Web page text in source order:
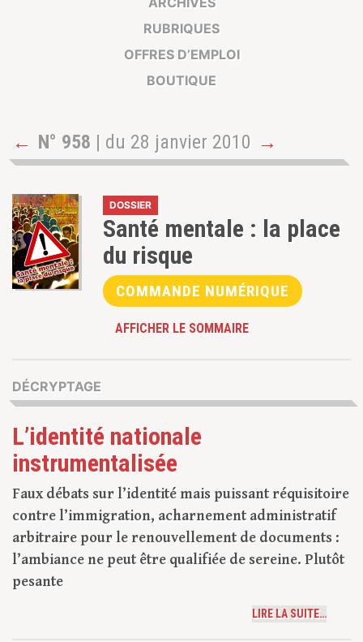
RUBRIQUES
OFFRES D’EMPLOI
BOUTIQUE
← N° 958 | du 28 janvier 2010 →
DOSSIER
Santé mentale : la place
du risque
COMMANDE NUMÉRIQUE
AFFICHER LE SOMMAIRE
DÉCRYPTAGE
L’identité nationale
instrumentalisée
Faux débats sur l’identité mais puissant réquisitoire
contre l’immigration, acharnement administratif
arbitraire pour le renouvellement de documents :
l’ambiance ne peut être qualifiée de sereine. Plutôt
pesante
LIRE LA SUITE…